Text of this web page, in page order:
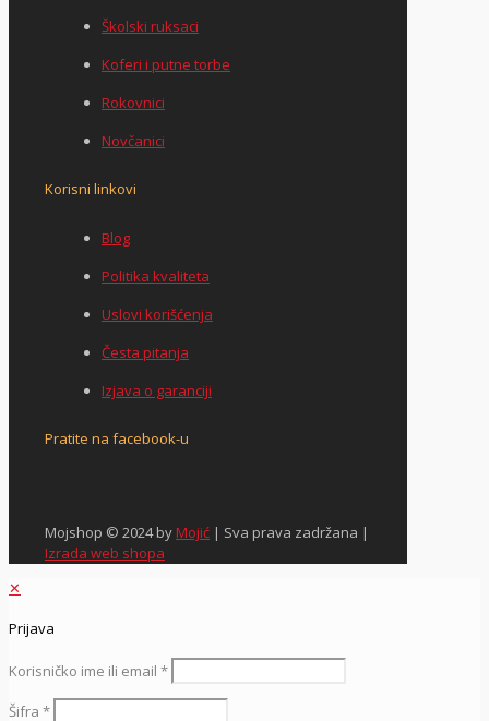
Školski ruksaci
Koferi i putne torbe
Rokovnici
Novčanici
Korisni linkovi
Blog
Politika kvaliteta
Uslovi korišćenja
Česta pitanja
Izjava o garanciji
Pratite na facebook-u
Mojshop © 2024 byMojić | Sva prava zadržana |
Izrada web shopa
✕
Prijava
Korisničko ime ili email *
Šifra *